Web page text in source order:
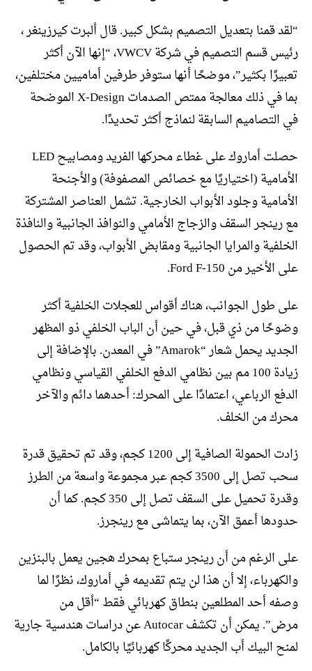
“لقد قمنا بتعديل التصميم بشكل كبير. قال ألبرت كيرزينغر ،
رئيس قسم التصميم في شركة VWCV، “إنها الآن أكثر
تعبيرًا بكثير”، موضحًا أنها ستوفر طرفين أماميين مختلفين،
بما في ذلك معالجة ممتص الصدمات X-Design الموضحة
في التصاميم السابقة لنماذج أكثر تحديدًا.
حصلت أماروك على غطاء محركها الفريد ومصابيح LED
الأمامية (اختياريًا مع خصائص المصفوفة) والأجنحة
الأمامية وجلود الأبواب الخارجية. تشمل العناصر المشتركة
مع رينجر السقف والزجاج الأمامي والنوافذ الجانبية والنافذة
الخلفية والمرايا الجانبية ومقابض الأبواب، وقد تم الحصول
على الأخير من Ford F-150.
على طول الجوانب، هناك أقواس للعجلات الخلفية أكثر
وضوحًا من ذي قبل، في حين أن الباب الخلفي ذو المظهر
الجديد يحمل شعار “Amarok” في المعدن. بالإضافة إلى
زيادة 100 مم بين نظامي الدفع الخلفي القياسي ونظامي
الدفع الرباعي، اعتمادًا على المحرك: أحدهما دائم والآخر
محرك من الخلف.
زادت الحمولة الصافية إلى 1200 كجم، وقد تم تحقيق قدرة
سحب تصل إلى 3500 كجم عبر مجموعة واسعة من الطرز
وقدرة تحميل على السقف تصل إلى 350 كجم. كما أن
حدودها أعمق الآن، بما يتماشى مع رينجرز.
على الرغم من أن رينجر ستباع بمحرك هجين يعمل بالبنزين
والكهرباء، إلا أن هذا لن يتم تقديمه في أماروك، نظرًا لما
وصفه أحد المطلعين بنطاق كهربائي فقط “أقل من
مرض”. يمكن أن تكشف Autocar عن دراسات هندسية جارية
لمنح البيك أب الجديد محركًا كهربائيًا بالكامل.